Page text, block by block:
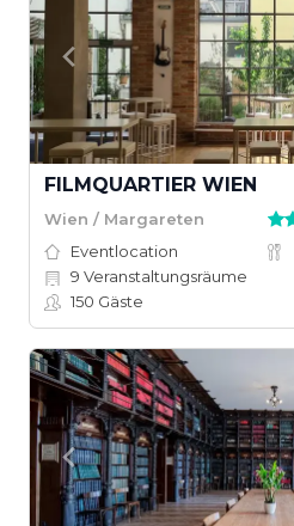
FILMQUARTIER WIEN
Wien / Margareten
Eventlocation
9 Veranstaltungsräume
150 Gäste